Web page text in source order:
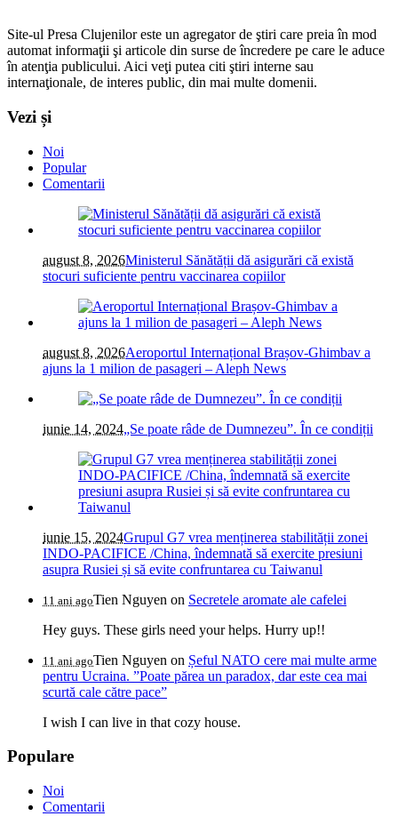
Site-ul Presa Clujenilor este un agregator de ştiri care preia în mod
automat informaţii şi articole din surse de încredere pe care le aduce
în atenţia publicului. Aici veţi putea citi ştiri interne sau
internaţionale, de interes public, din mai multe domenii.
Vezi și
Noi
Popular
Comentarii
august 8, 2026Ministerul Sănătății dă asigurări că există
stocuri suficiente pentru vaccinarea copiilor
august 8, 2026Aeroportul Internațional Brașov-Ghimbav a
ajuns la 1 milion de pasageri – Aleph News
iunie 14, 2024„Se poate râde de Dumnezeu”. În ce condiții
iunie 15, 2024Grupul G7 vrea menținerea stabilității zonei
INDO-PACIFICE /China, îndemnată să exercite presiuni
asupra Rusiei și să evite confruntarea cu Taiwanul
11 ani agoTien Nguyen on Secretele aromate ale cafelei
Hey guys. These girls need your helps. Hurry up!!
11 ani agoTien Nguyen on Șeful NATO cere mai multe arme
pentru Ucraina. ”Poate părea un paradox, dar este cea mai
scurtă cale către pace”
I wish I can live in that cozy house.
Populare
Noi
Comentarii